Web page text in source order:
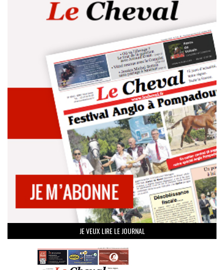
JE VEUX LIRE LE JOURNAL